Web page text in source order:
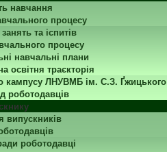
навчання
процесу
та іспитів
процесу
навчальні плани
освітня траєкторія
кампусу ЛНУВМБ ім. С.З. Ґжицького
роботодавців
випускників
роботодавці